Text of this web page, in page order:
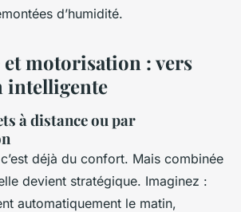
d’humidité.
motorisation : vers
intelligente
à distance ou par
déjà du confort. Mais combinée
devient stratégique. Imaginez :
automatiquement le matin,